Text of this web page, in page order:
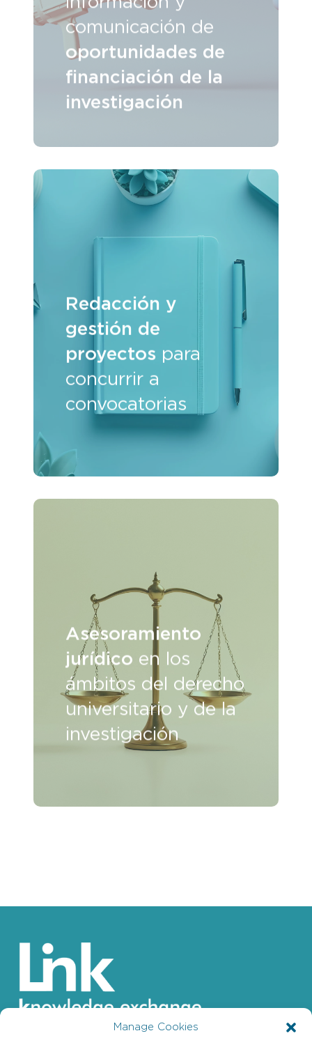
Manage Cookies
comunicación de
oportunidades de
financiación de la
investigación
Redacción y
gestión de
proyectos para
concurrir a
convocatorias
Asesoramiento
jurídico en los
ámbitos del derecho
universitario y de la
investigación